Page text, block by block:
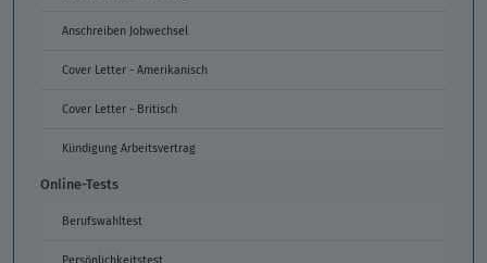
Anschreiben Jobwechsel
Cover Letter - Amerikanisch
Cover Letter - Britisch
Kündigung Arbeitsvertrag
Online-Tests
Berufswahltest